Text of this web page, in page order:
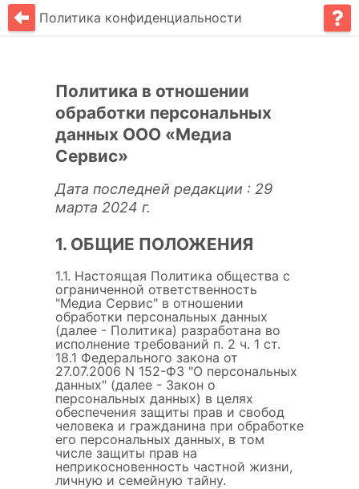
Политика конфиденциальности
Политика в отношении
обработки персональных
данных ООО «Медиа
Сервис»
Дата последней редакции : 29
марта 2024 г.
1. ОБЩИЕ ПОЛОЖЕНИЯ
1.1. Настоящая Политика общества с
ограниченной ответственность
"Медиа Сервис" в отношении
обработки персональных данных
(далее - Политика) разработана во
исполнение требований п. 2 ч. 1 ст.
18.1 Федерального закона от
27.07.2006 N 152-ФЗ "О персональных
данных" (далее - Закон о
персональных данных) в целях
обеспечения защиты прав и свобод
человека и гражданина при обработке
его персональных данных, в том
числе защиты прав на
неприкосновенность частной жизни,
личную и семейную тайну.